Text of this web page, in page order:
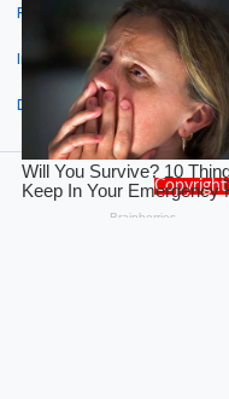
Facebook
Instagram
Dribbble